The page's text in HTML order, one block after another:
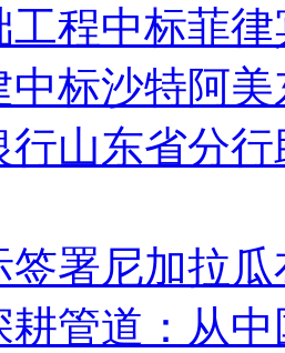
工程中标菲
中标沙特阿
行山东省分
签署尼加拉
耕管道：从